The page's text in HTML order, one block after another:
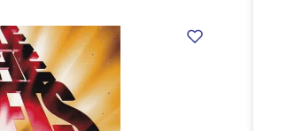
Red Sky
(TPB)